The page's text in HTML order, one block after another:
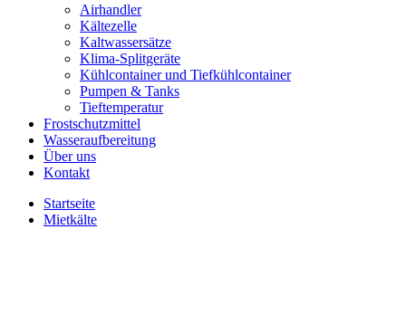
Airhandler
Kältezelle
Kaltwassersätze
Klima-Splitgeräte
Kühlcontainer und Tiefkühlcontainer
Pumpen & Tanks
Tieftemperatur
Frostschutzmittel
Wasseraufbereitung
Über uns
Kontakt
Startseite
Mietkälte